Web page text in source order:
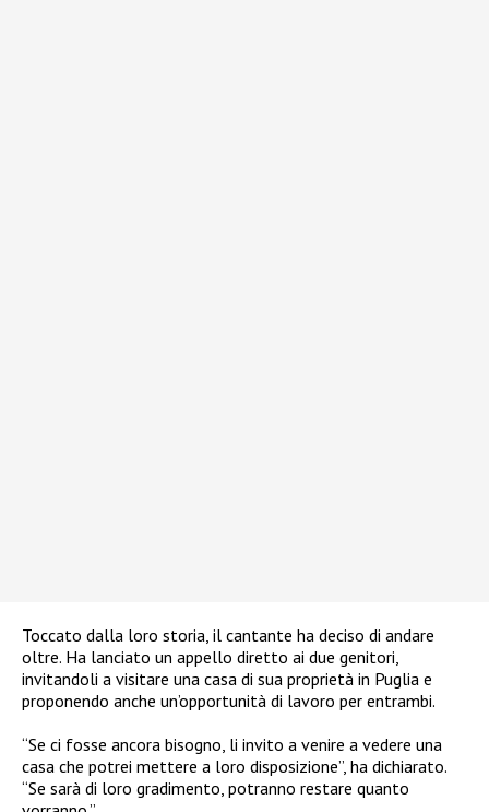
Toccato dalla loro storia, il cantante ha deciso di andare
oltre. Ha lanciato un appello diretto ai due genitori,
invitandoli a visitare una casa di sua proprietà in Puglia e
proponendo anche un’opportunità di lavoro per entrambi.
“Se ci fosse ancora bisogno, li invito a venire a vedere una
casa che potrei mettere a loro disposizione”, ha dichiarato.
“Se sarà di loro gradimento, potranno restare quanto